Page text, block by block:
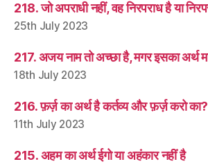
218. जो अपराधी नहीं, वह निरपराध है या
25th July 2023
217. अजय नाम तो अच्छा है, मगर इसका अर्थ
18th July 2023
216. फ़र्ज़ का अर्थ है कर्तव्य और फ़र्ज़ करो का?
11th July 2023
215. अहम का अर्थ ईगो या अहंकार नहीं है